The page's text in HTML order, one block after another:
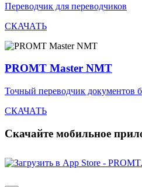
Переводчик для переводчиков
СКАЧАТЬ
PROMT Master NMT
Точный переводчик документов
СКАЧАТЬ
Скачайте мобильное